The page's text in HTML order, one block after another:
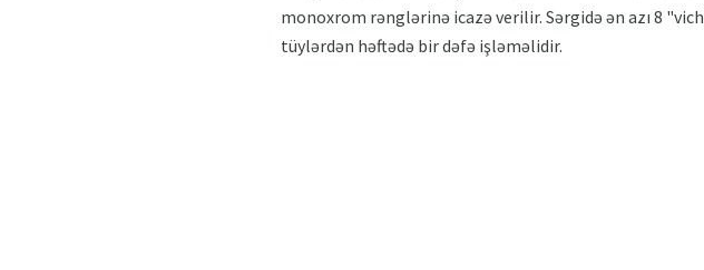
monoxrom rənglərinə icazə verilir. Sərgidə ən azı 8
tüylərdən həftədə bir dəfə işləməlidir.